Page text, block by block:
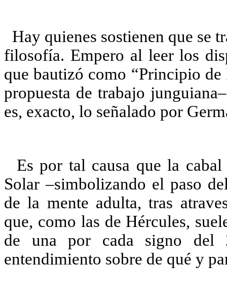
Hay quienes sostienen que se
filosofía. Empero al leer los
que bautizó como “Principio
propuesta de trabajo
es, exacto, lo señalado por
Es por tal causa que la
Solar –simbolizando el paso
de la mente adulta, tras
que, como las de Hércules,
de una por cada signo del
entendimiento sobre de qué y